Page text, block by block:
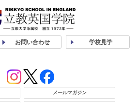
お問い合わせ 学校見学
メールマガジン